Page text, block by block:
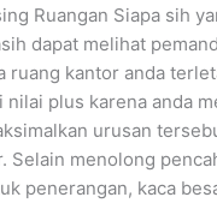
Ruangan Siapa sih
dapat melihat
ruang kantor anda
plus karena anda
urusan
Selain menolong
penerangan, kaca